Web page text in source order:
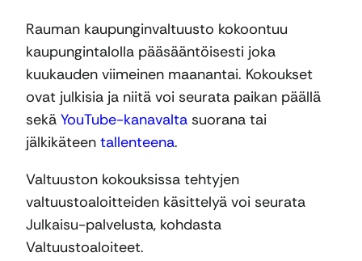
Rauman kaupunginvaltuusto kokoontuu
kaupungintalolla pääsääntöisesti joka
kuukauden viimeinen maanantai. Kokoukset
ovat julkisia ja niitä voi seurata paikan päällä
sekä YouTube-kanavalta suorana tai
jälkikäteen tallenteena.
Valtuuston kokouksissa tehtyjen
valtuustoaloitteiden käsittelyä voi seurata
Julkaisu-palvelusta, kohdasta
Valtuustoaloiteet.